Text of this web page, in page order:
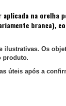
aplicada na orelha
branca),
ilustrativas. Os
produto.
úteis após a